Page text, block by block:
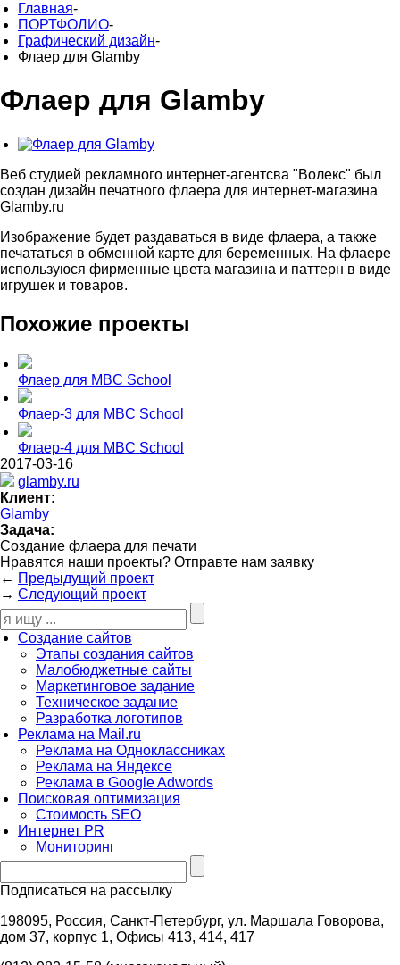
Главная-
ПОРТФОЛИО-
Графический дизайн-
Флаер для Glamby
Флаер для Glamby
Веб студией рекламного интернет-агентсва "Волекс" был
создан дизайн печатного флаера для интернет-магазина
Glamby.ru
Изображение будет раздаваться в виде флаера, а также
печататься в обменной карте для беременных. На флаере
используюся фирменные цвета магазина и паттерн в виде
игрушек и товаров.
Похожие проекты
Флаер для MBC School
Флаер-3 для MBC School
Флаер-4 для MBC School
2017-03-16
glamby.ru
Клиент:
Glamby
Задача:
Создание флаера для печати
Нравятся наши проекты? Отправте нам заявку
← Предыдущий проект
→ Следующий проект
Создание сайтов
Этапы создания сайтов
Малобюджетные сайты
Маркетинговое задание
Техническое задание
Разработка логотипов
Реклама на Mail.ru
Реклама на Одноклассниках
Реклама на Яндексе
Реклама в Google Adwords
Поисковая оптимизация
Стоимость SEO
Интернет PR
Мониторинг
Подписаться на рассылку
198095, Россия, Санкт-Петербург, ул. Маршала Говорова,
дом 37, корпус 1, Офисы 413, 414, 417